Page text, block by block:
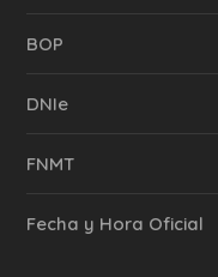
BOP
DNIe
FNMT
Fecha y Hora Oficial